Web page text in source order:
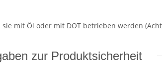
mit Öl oder mit DOT betrieben werden
zur Produktsicherheit